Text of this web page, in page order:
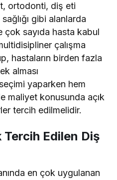
ortodonti, diş eti
gibi alanlarda
çok sayıda hasta kabul
çalışma
hastaların birden fazla
alması
seçimi yaparken hem
maliyet konusunda açık
tercih edilmelidir.
Tercih Edilen Diş
en çok uygulanan